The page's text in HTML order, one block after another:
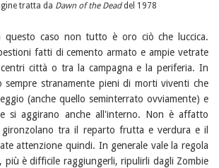
tratta da Dawn of the Deaddel 1978
questo caso non tutto è oro ciò che luccica.
fatti di cemento armato e ampie vetrate
città o tra la campagna e la periferia. In
sempre stranamente pieni di morti viventi che
(anche quello seminterrato ovviamente) e
si aggirano anche all'interno. Non è affatto
tra il reparto frutta e verdura e il
attenzione quindi. In generale vale la regola
più è difficile raggiungerli, ripulirli dagli Zombie